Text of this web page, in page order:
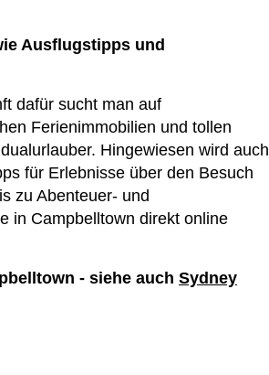
Ausflugstipps und
dafür sucht man auf
Ferienimmobilien und tollen
Hingewiesen wird auch
für Erlebnisse über den Besuch
zu Abenteuer- und
in Campbelltown direkt online
- siehe auch Sydney